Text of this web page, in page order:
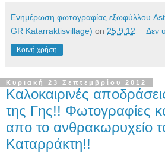
Ενημέρωση φωτογραφίας εξωφύλλου
GR Katarraktisvillage) on 25.9.12 Δεν
Κοινή χρήση
Κυριακή 23 Σεπτεμβρίου 2012
Καλοκαιρινές
της Γης!! Φωτογραφίες
απο το ανθρακωρυχείο
Καταρράκτη!!